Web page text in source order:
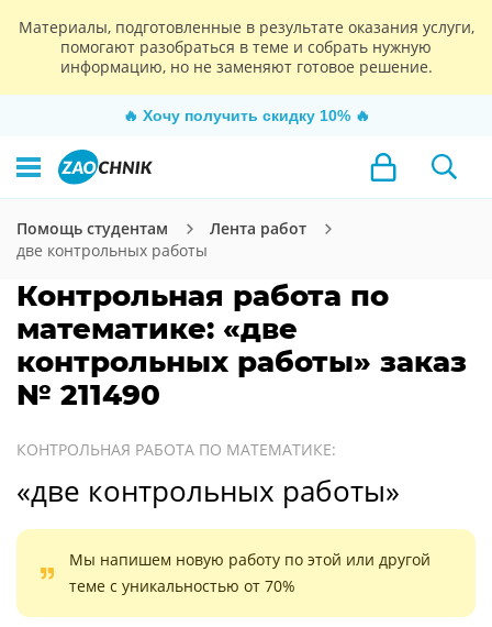
Материалы, подготовленные в результате оказания услуги,
помогают разобраться в теме и собрать нужную
информацию, но не заменяют готовое решение.
🔥 Хочу получить скидку 10% 🔥
Помощь студентам
Лента работ
две контрольных работы
Контрольная работа по
математике: «две
контрольных работы» заказ
№ 211490
КОНТРОЛЬНАЯ РАБОТА ПО МАТЕМАТИКЕ:
«две контрольных работы»
Мы напишем новую работу по этой или другой
теме с уникальностью от 70%